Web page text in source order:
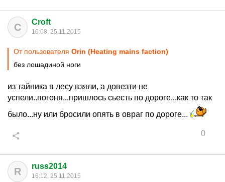
C Croft
16:08, 25.11.2015
От пользователя Orin (Heating mains faction)
без лошадиной ноги
из тайника в лесу взяли, а довезти не
успели..погоня...пришлось сьесть по дороге...как то так
было...ну или бросили опять в овраг по дороге...
0
R russ2014
16:12, 25.11.2015